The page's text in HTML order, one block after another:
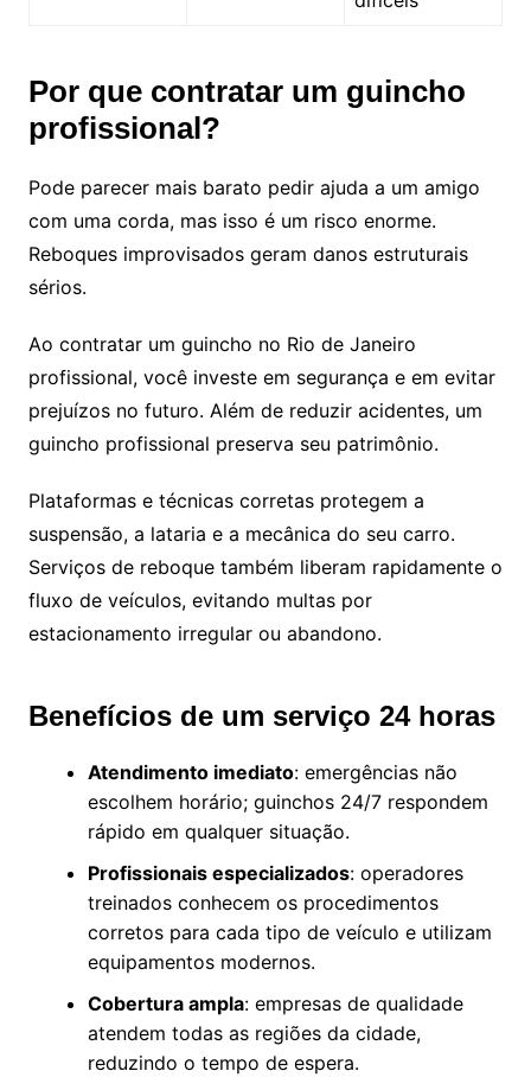
Por que contratar um guincho
profissional?
Pode parecer mais barato pedir ajuda a um amigo
com uma corda, mas isso é um risco enorme.
Reboques improvisados geram danos estruturais
sérios.
Ao contratar um guincho no Rio de Janeiro
profissional, você investe em segurança e em evitar
prejuízos no futuro. Além de reduzir acidentes, um
guincho profissional preserva seu patrimônio.
Plataformas e técnicas corretas protegem a
suspensão, a lataria e a mecânica do seu carro.
Serviços de reboque também liberam rapidamente o
fluxo de veículos, evitando multas por
estacionamento irregular ou abandono.
Benefícios de um serviço 24 horas
Atendimento imediato: emergências não
escolhem horário; guinchos 24/7 respondem
rápido em qualquer situação.
Profissionais especializados: operadores
treinados conhecem os procedimentos
corretos para cada tipo de veículo e utilizam
equipamentos modernos.
Cobertura ampla: empresas de qualidade
atendem todas as regiões da cidade,
reduzindo o tempo de espera.